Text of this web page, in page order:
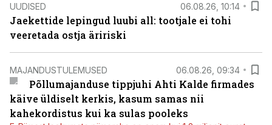
UUDISED 06.08.26, 10:14
Jaekettide lepingud luubi all: tootjale ei tohi
veeretada ostja äririski
MAJANDUSTULEMUSED 06.08.26, 09:34
Põllumajanduse tippjuhi Ahti Kalde firmades
käive üldiselt kerkis, kasum samas nii
kahekordistus kui ka sulas pooleks